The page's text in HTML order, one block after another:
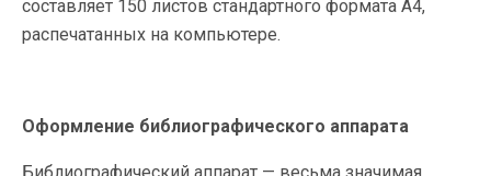
составляет 150 листов стан­дартного формата А4,
распечатанных на компьютере.
Оформление библиографического аппарата